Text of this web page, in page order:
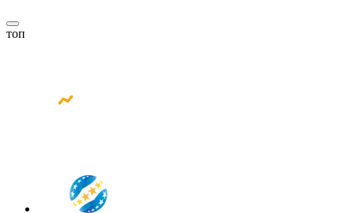
топ